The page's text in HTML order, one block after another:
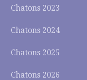
Chatons 2023
Chatons 2024
Chatons 2025
Chatons 2026